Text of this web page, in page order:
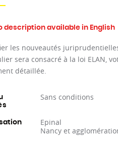
description available in English
les nouveautés
sera consacré à la loi ELAN,
détaillée.
Sans conditions
Epinal
Nancy et